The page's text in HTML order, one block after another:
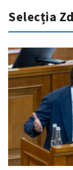
Selecția